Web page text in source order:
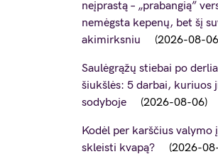
neįprastą – „prabangią”
nemėgsta kepenų, bet šį
akimirksniu
2026-08-06
Saulėgrąžų stiebai po
šiukšlės: 5 darbai, kuriuos
sodyboje
2026-08-06
Kodėl per karščius valymo
skleisti kvapą?
2026-